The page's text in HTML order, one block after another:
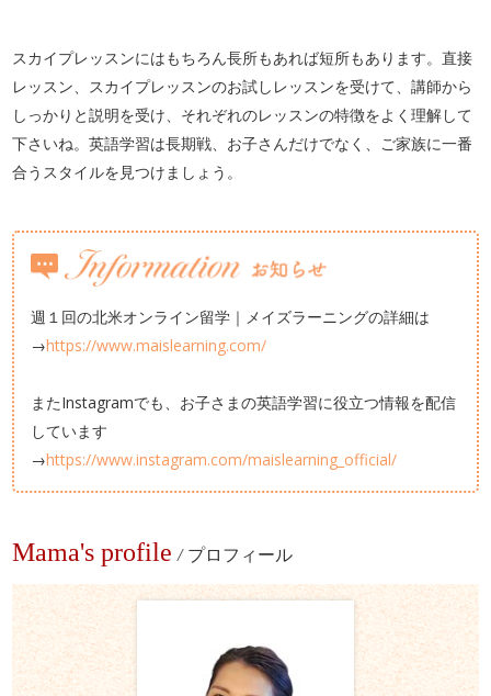
スカイプレッスンにはもちろん長所もあれば短所もあります。直接
レッスン、スカイプレッスンのお試しレッスンを受けて、講師から
しっかりと説明を受け、それぞれのレッスンの特徴をよく理解して
下さいね。英語学習は長期戦、お子さんだけでなく、ご家族に一番
合うスタイルを見つけましょう。
週１回の北米オンライン留学｜メイズラーニングの詳細は
→https://www.maislearning.com/
またInstagramでも、お子さまの英語学習に役立つ情報を配信
しています
→https://www.instagram.com/maislearning_official/
Mama's profile / プロフィール